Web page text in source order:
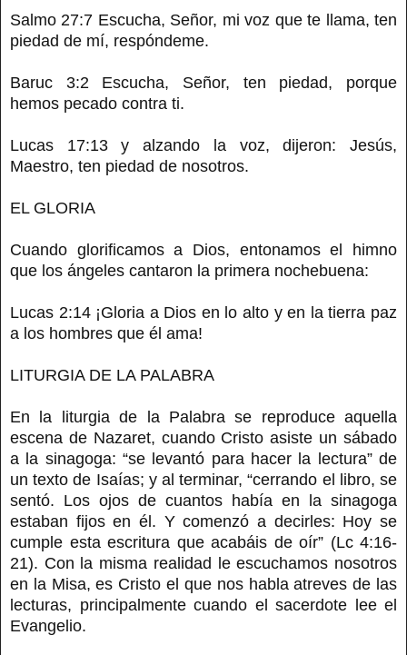
Salmo 27:7 Escucha, Señor, mi voz que te llama, ten
piedad de mí, respóndeme.
Baruc 3:2 Escucha, Señor, ten piedad, porque
hemos pecado contra ti.
Lucas 17:13 y alzando la voz, dijeron: Jesús,
Maestro, ten piedad de nosotros.
EL GLORIA
Cuando glorificamos a Dios, entonamos el himno
que los ángeles cantaron la primera nochebuena:
Lucas 2:14 ¡Gloria a Dios en lo alto y en la tierra paz
a los hombres que él ama!
LITURGIA DE LA PALABRA
En la liturgia de la Palabra se reproduce aquella
escena de Nazaret, cuando Cristo asiste un sábado
a la sinagoga: “se levantó para hacer la lectura” de
un texto de Isaías; y al terminar, “cerrando el libro, se
sentó. Los ojos de cuantos había en la sinagoga
estaban fijos en él. Y comenzó a decirles: Hoy se
cumple esta escritura que acabáis de oír” (Lc 4:16-
21). Con la misma realidad le escuchamos nosotros
en la Misa, es Cristo el que nos habla atreves de las
lecturas, principalmente cuando el sacerdote lee el
Evangelio.